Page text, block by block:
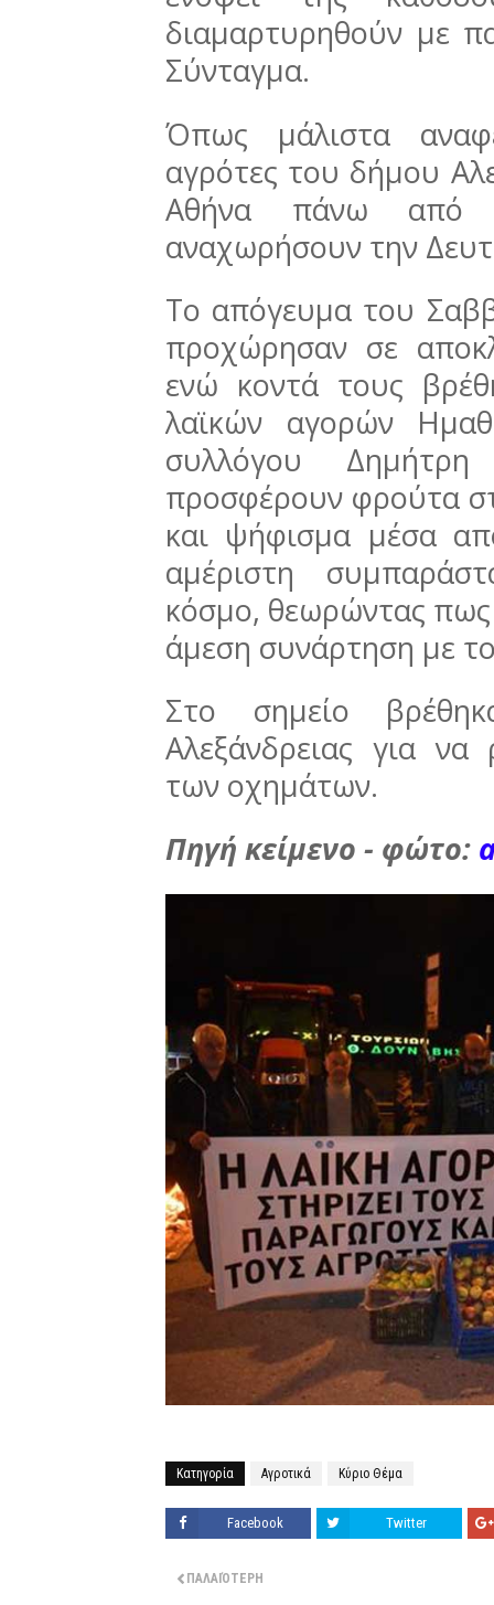
διαμαρτυρηθούν με
Σύνταγμα.
Όπως μάλιστα
αγρότες του δήμου
Αθήνα πάνω από
αναχωρήσουν την
Το απόγευμα του
προχώρησαν σε
ενώ κοντά τους
λαϊκών αγορών
συλλόγου
προσφέρουν φρούτα
και ψήφισμα μέσα
αμέριστη
κόσμο, θεωρώντας πως
άμεση συνάρτηση με
Στο σημείο
Αλεξάνδρειας για
των οχημάτων.
Πηγή κείμενο - φώτο:
Κατηγορία Αγροτικά Κύριο Θέμα
Facebook Twitter
ΠΑΛΑΙΌΤΕΡΗ